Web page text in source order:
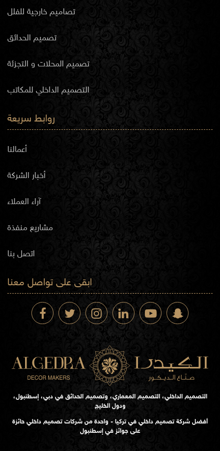
تصاميم خارجية للفلل
تصميم الحدائق
تصميم المحلات و التجزئة
التصميم الداخلي للمكاتب
روابط سريعة
أعمالنا
أخبار الشركة
آراء العملاء
مشاريع منفذة
اتصل بنا
ابقى على تواصل معنا
التصميم الداخلي، التصميم المعماري، وتصميم الحدائق في دبي، إسطنبول،
ودول الخليج
أفضل شركة تصميم داخلي في تركيا - واحدة من شركات تصميم داخلي حائزة
على جوائز في إسطنبول